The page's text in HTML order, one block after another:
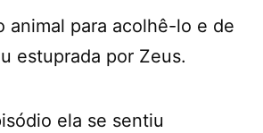
animal para acolhê-lo e de
estuprada por Zeus.
ela se sentiu